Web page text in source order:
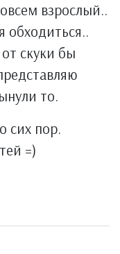
взрослый..
обходиться..
скуки бы
то.
сих пор.
=)